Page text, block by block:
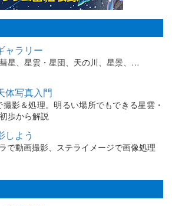
ャラリー
星、星雲・星団、天の川、星景、…
体写真入門
撮影＆処理。明るい場所でもできる星雲・
歩から解説
しよう
で動画撮影、ステライメージで画像処理